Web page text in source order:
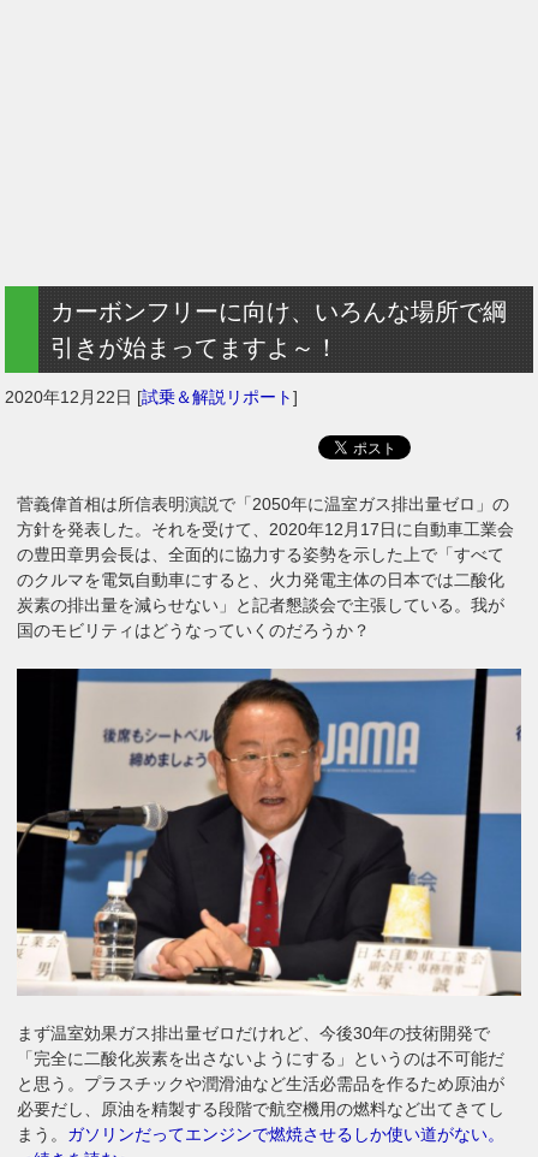
カーボンフリーに向け、いろんな場所で綱
引きが始まってますよ～！
2020年12月22日 [試乗＆解説リポート]
菅義偉首相は所信表明演説で「2050年に温室ガス排出量ゼロ」の
方針を発表した。それを受けて、2020年12月17日に自動車工業会
の豊田章男会長は、全面的に協力する姿勢を示した上で「すべて
のクルマを電気自動車にすると、火力発電主体の日本では二酸化
炭素の排出量を減らせない」と記者懇談会で主張している。我が
国のモビリティはどうなっていくのだろうか？
まず温室効果ガス排出量ゼロだけれど、今後30年の技術開発で
「完全に二酸化炭素を出さないようにする」というのは不可能だ
と思う。プラスチックや潤滑油など生活必需品を作るため原油が
必要だし、原油を精製する段階で航空機用の燃料など出てきてし
まう。 ガソリンだってエンジンで燃焼させるしか使い道がない。